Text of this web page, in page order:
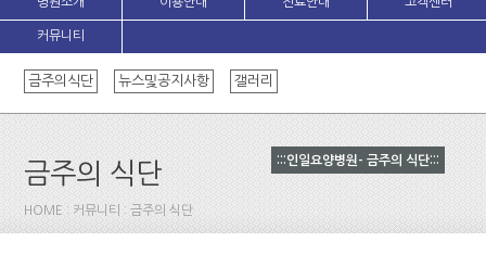
커뮤니티
금주의식단 뉴스및공지사항 갤러리
금주의 식단
HOME : 커뮤니티 : 금주의 식단
:::인일요양병원- 금주의 식단:::